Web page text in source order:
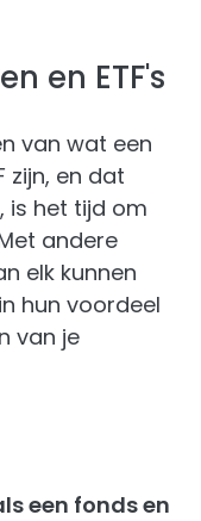
en ETF's
van wat een
zijn, en dat
is het tijd om
andere
elk kunnen
hun voordeel
van je
een fonds en